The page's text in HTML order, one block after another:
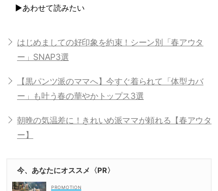
▶あわせて読みたい
はじめましての好印象を約束！シーン別「春アウタ
ー」SNAP3選
【黒パンツ派のママへ】今すぐ着られて「体型カバ
ー」も叶う春の華やかトップス3選
朝晩の気温差に！きれいめ派ママが頼れる【春アウタ
ー】
今、あなたにオススメ〈PR〉